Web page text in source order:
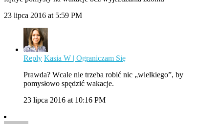
23 lipca 2016 at 5:59 PM
Reply Kasia W | Ograniczam Się
Prawda? Wcale nie trzeba robić nic „wielkiego”, by
pomysłowo spędzić wakacje.
23 lipca 2016 at 10:16 PM